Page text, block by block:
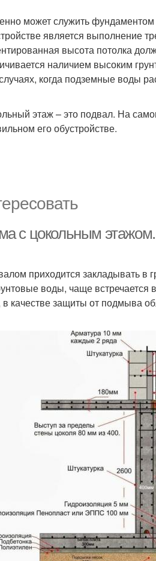
может служить
является выполнение
высота потолка
наличием высоким
когда подземные воды
этаж – это подвал. На
его обустройстве.
с цокольным
приходится закладывать
воды, чаще встречается
качестве защиты от подмыва